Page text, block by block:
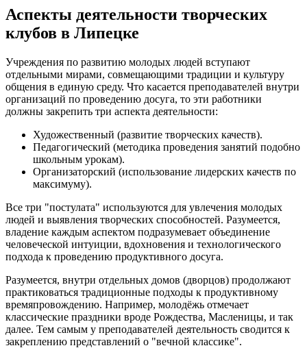
Аспекты деятельности творческих
клубов в Липецке
Учреждения по развитию молодых людей вступают
отдельными мирами, совмещающими традиции и культуру
общения в единую среду. Что касается преподавателей внутри
организаций по проведению досуга, то эти работники
должны закрепить три аспекта деятельности:
Художественный (развитие творческих качеств).
Педагогический (методика проведения занятий подобно
школьным урокам).
Организаторский (использование лидерских качеств по
максимуму).
Все три "постулата" используются для увлечения молодых
людей и выявления творческих способностей. Разумеется,
владение каждым аспектом подразумевает объединение
человеческой интуиции, вдохновения и технологического
подхода к проведению продуктивного досуга.
Разумеется, внутри отдельных домов (дворцов) продолжают
практиковаться традиционные подходы к продуктивному
времяпровождению. Например, молодёжь отмечает
классические праздники вроде Рождества, Масленицы, и так
далее. Тем самым у преподавателей деятельность сводится к
закреплению представлений о "вечной классике".